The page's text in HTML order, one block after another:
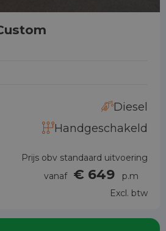
Diesel
Handgeschakeld
Prijs obv standaard uitvoering
vanaf € 649
p.m
Excl. btw